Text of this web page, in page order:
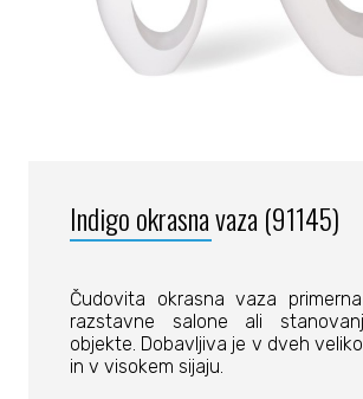
Indigo okrasna vaza (91145)
Čudovita okrasna vaza
razstavne salone ali
objekte. Dobavljiva je v dveh
in v visokem sijaju.